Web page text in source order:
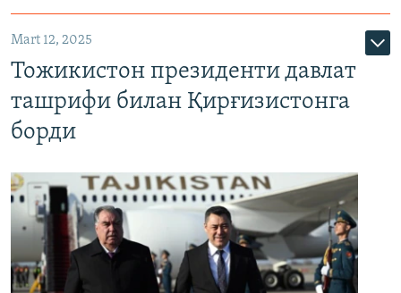
Mart 12, 2025
Тожикистон президенти давлат
ташрифи билан Қирғизистонга
борди